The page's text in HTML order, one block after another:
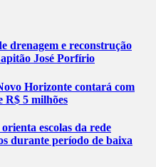
drenagem e reconstrução
José Porfírio
Horizonte contará com
R$ 5 milhões
escolas da rede
durante período de baixa